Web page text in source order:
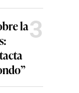
la3